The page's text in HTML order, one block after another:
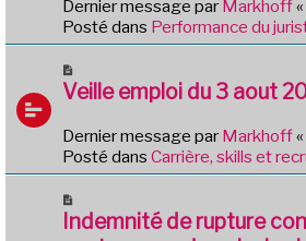
s
a
e
a
m
e
s
a
Dernier message par Markhoff«
Posté dans Performance du
o
v
e
a
m
e
Veille emploi du 3 aout
Dernier message par Markhoff«
Posté dans Carrière, skills et
o
Indemnité de rupture